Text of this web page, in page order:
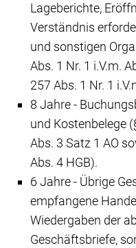
Lageberichte,
Verständnis
und sonstigen
Abs. 1 Nr. 1 i.V.m.
257 Abs. 1 Nr. 1
8 Jahre -
und Kostenbelege
Abs. 3 Satz 1 AO
Abs. 4 HGB).
6 Jahre - Übrige
empfangene
Wiedergaben der
Geschäftsbriefe,